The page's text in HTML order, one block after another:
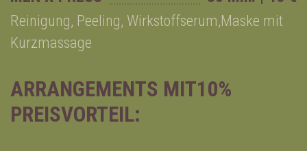
Reinigung, Peeling, Wirkstoffserum,Maske mit
Kurzmassage
ARRANGEMENTS MIT10%
PREISVORTEIL: